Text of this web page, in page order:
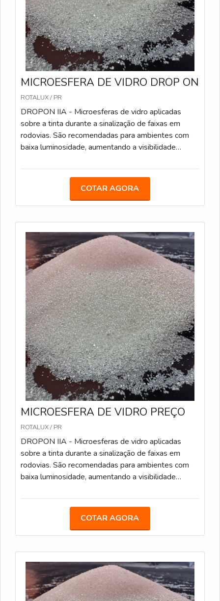
Características Técnicas: Método de Aplicação: Pré-
misturadas à tinta antes da aplicação; Sacos de 25
kg; Conformidade: Atende às especificações da
Norma ABNT NBR 16184:2021.
MICROESFERA DE VIDRO DROP ON
ROTALUX / PR
DROPON IIA - Microesferas de vidro aplicadas
sobre a tinta durante a sinalização de faixas em
rodovias. São recomendadas para ambientes com
baixa luminosidade, aumentando a visibilidade
Aplicação: Aspersão, durante o processo de pintura;
especificações da Norma ABNT NBR 16184:2021.
DROPON IIC - Este tipo de microesfera é ideal para
Oferecem alta retroreflexão e são resistentes ao
desgaste. Caracteristicas Técnicas: Similar ao Tipo II-
A, com microesferas um pouco maiores; Sacos de
25 kg; Conformidade: Atende às especificações da
Norma ABNT NBR 16184:2021. PREMIX IB -
Microesferas pré-misturadas com a tinta durante o
processo de fabricação, garantindo uniformidade na
aplicação. São recomendadas para sinalizações que
precisam de alta durabilidade e visibilidade.
Características Técnicas: Método de Aplicação: Pré-
misturadas à tinta antes da aplicação; Sacos de 25
kg; Conformidade: Atende às especificações da
Norma ABNT NBR 16184:2021.
COTAR AGORA
MICROESFERA DE VIDRO PREÇO
ROTALUX / PR
DROPON IIA - Microesferas de vidro aplicadas
sobre a tinta durante a sinalização de faixas em
rodovias. São recomendadas para ambientes com
baixa luminosidade, aumentando a visibilidade
Aplicação: Aspersão, durante o processo de pintura;
especificações da Norma ABNT NBR 16184:2021.
DROPON IIC - Este tipo de microesfera é ideal para
Oferecem alta retroreflexão e são resistentes ao
desgaste. Caracteristicas Técnicas: Similar ao Tipo II-
A, com microesferas um pouco maiores; Sacos de
25 kg; Conformidade: Atende às especificações da
COTAR AGORA